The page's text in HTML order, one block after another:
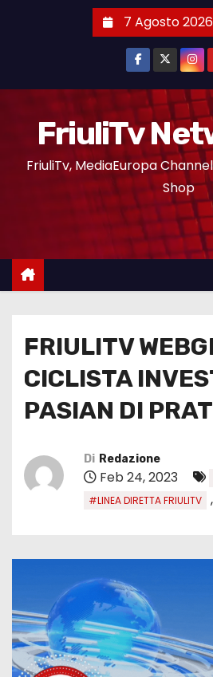
7 Agosto 2026
FriuliTv
FriuliTv, MediaEuropa
Shop
FRIULITV
CICLISTA
PASIAN DI
Di Redazione
Feb 24, 2023
#LINEA DIRETTA FRIULITV ,